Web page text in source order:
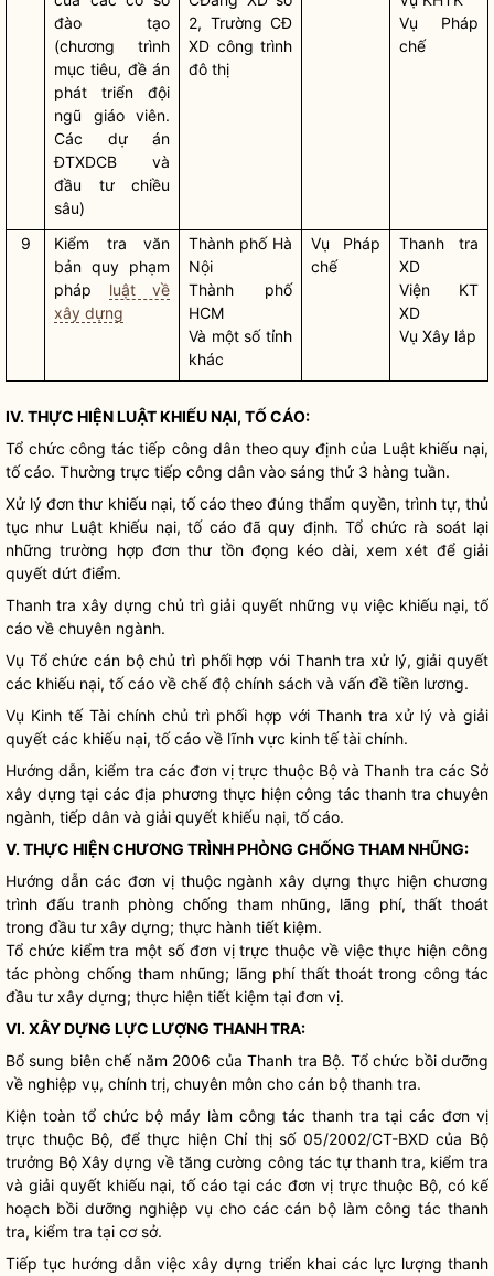
đào tạo
(chương trình
mục tiêu, đề án
phát triển đội
ngũ giáo viên.
Các dự án
ĐTXDCB và
đầu tư chiều
sâu)
2, Trường CĐ
XD công trình
đô thị
Vụ Pháp
chế
9
Kiểm tra văn
bản quy phạm
pháp luật về
xây dựng
Thành phố Hà
Nội
Thành phố
HCM
Và một số tỉnh
khác
Vụ Pháp
chế
Thanh tra
XD
Viện KT
XD
Vụ Xây lắp
IV. THỰC HIỆN LUẬT KHIẾU NẠI, TỐ CÁO:
Tổ chứccông tác tiếp công dân theo quy định của Luật khiếu nại,
tố cáo. Thường trực tiếp công dân vào sáng thứ 3 hàng tuần.
Xử lý đơn thư khiếu nại, tố cáo theo đúng thẩm quyền, trình tự, thủ
tục như Luật khiếu nại, tố cáo đã quy định. Tổ chức rà soát lại
những trường hợp đơn thư tồn đọng kéo dài, xem xét để giải
quyết dứt điểm.
Thanh tra xây dựng chủ trì giải quyết những vụ việc khiếu nại, tố
cáo về chuyên ngành.
Vụ Tổ chức cán bộ chủ trì phối hợp vói Thanh tra xử lý, giải quyết
các khiếu nại, tố cáo về chế độ chính sách và vấn đề tiền lương.
Vụ Kinh tế Tài chính chủ trì phối hợp với Thanh tra xử lý và giải
quyết các khiếu nại, tố cáo về lĩnh vực kinh tế tài chính.
Hướng dẫn, kiểm tra các đơn vị trực thuộc Bộ và Thanh tra các Sở
xây dựng tại các địa phương thực hiện công tác thanh tra chuyên
ngành, tiếp dân và giải quyết khiếu nại, tố cáo.
V. THỰC HIỆN CHƯƠNG TRÌNH PHÒNG CHỐNG THAM NHŨNG:
Hướng dẫn các đơn vị thuộc ngành xây dựng thực hiện chương
trình đấu tranh phòng chống tham nhũng, lãng phí, thất thoát
trong đầu tư xây dựng; thực hành tiết kiệm.
Tổ chức kiểm tra một số đơn vị trực thuộc về việc thực hiện công
tác phòng chống tham nhũng; lãng phí thất thoát trong công tác
đầu tư xây dựng; thực hiện tiết kiệm tại đơn vị.
VI. XÂY DỰNG LỰC LƯỢNG THANH TRA:
Bổ sung biên chế năm 2006 của Thanh tra Bộ. Tổ chức bồi dưỡng
về nghiệp vụ, chính trị, chuyên môn cho cán bộ thanh tra.
Kiện toàn tổ chức bộ máy làm công tác thanh tra tại các đơn vị
trực thuộc Bộ, để thực hiện Chỉ thị số 05/2002/CT-BXD của Bộ
trưởng Bộ Xây dựng về tăng cường công tác tự thanh tra, kiểm tra
và giải quyết khiếu nại, tố cáo tại các đơn vị trực thuộc Bộ, có kế
hoạch bồi dưỡng nghiệp vụ cho các cán bộ làmcông tác thanh
tra, kiểm tra tại cơ sở.
Tiếp tục hướng dẫn việc xây dựng triển khai các lực lượng thanh